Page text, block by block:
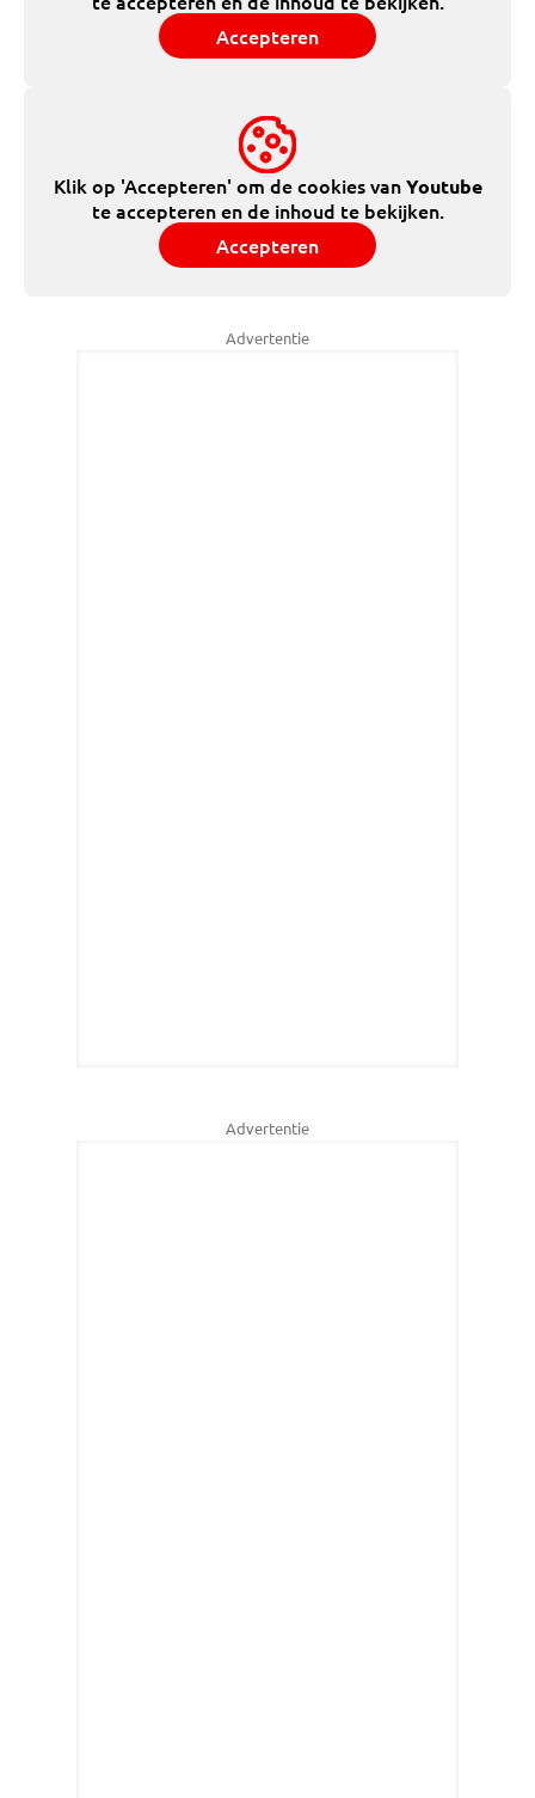
Accepteren
Klik op 'Accepteren' om de cookies vanYoutube
te accepteren en de inhoud te bekijken.
Accepteren
Advertentie
Advertentie